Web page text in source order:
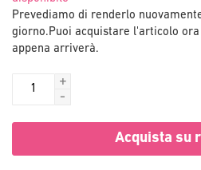
Prevediamo di renderlo
giorno. Puoi acquistare l'articolo
appena arriverà.
+
-
Acquista su